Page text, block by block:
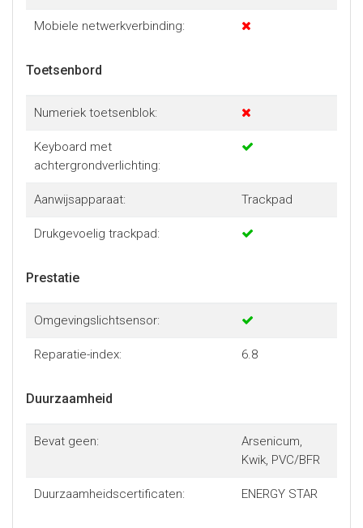
Mobiele netwerkverbinding:
Toetsenbord
Numeriek toetsenblok:
Keyboard met
achtergrondverlichting:
Aanwijsapparaat: Trackpad
Drukgevoelig trackpad:
Prestatie
Omgevingslichtsensor:
Reparatie-index: 6.8
Duurzaamheid
Bevat geen:
Arsenicum,
Kwik, PVC/BFR
Duurzaamheidscertificaten: ENERGY STAR